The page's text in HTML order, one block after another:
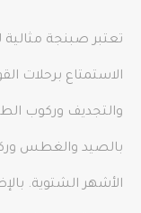
تعتبر صبنجة
الاستمتاع برحلات
والتجديف وركوب
بالصيد والغطس
الأشهر الشتوية.